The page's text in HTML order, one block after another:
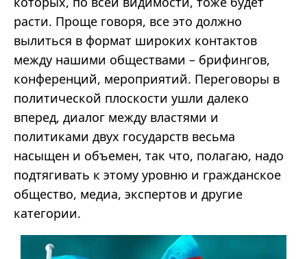
расти. Проще говоря, все это должно
вылиться в формат широких контактов
между нашими обществами – брифингов,
конференций, мероприятий. Переговоры в
политической плоскости ушли далеко
вперед, диалог между властями и
политиками двух государств весьма
насыщен и объемен, так что, полагаю, надо
подтягивать к этому уровню и гражданское
общество, медиа, экспертов и другие
категории.